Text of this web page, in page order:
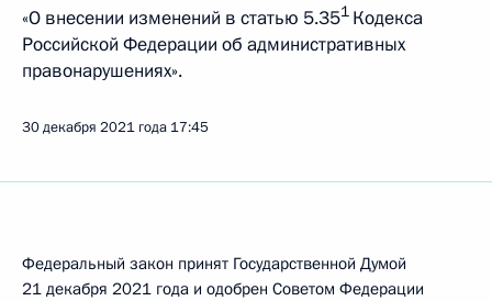
«О внесении изменений в статью 5.351 Кодекса
Российской Федерации об административных
правонарушениях».
30 декабря 2021 года 17:45
Федеральный закон принят Государственной Думой
21 декабря 2021 года и одобрен Советом Федерации